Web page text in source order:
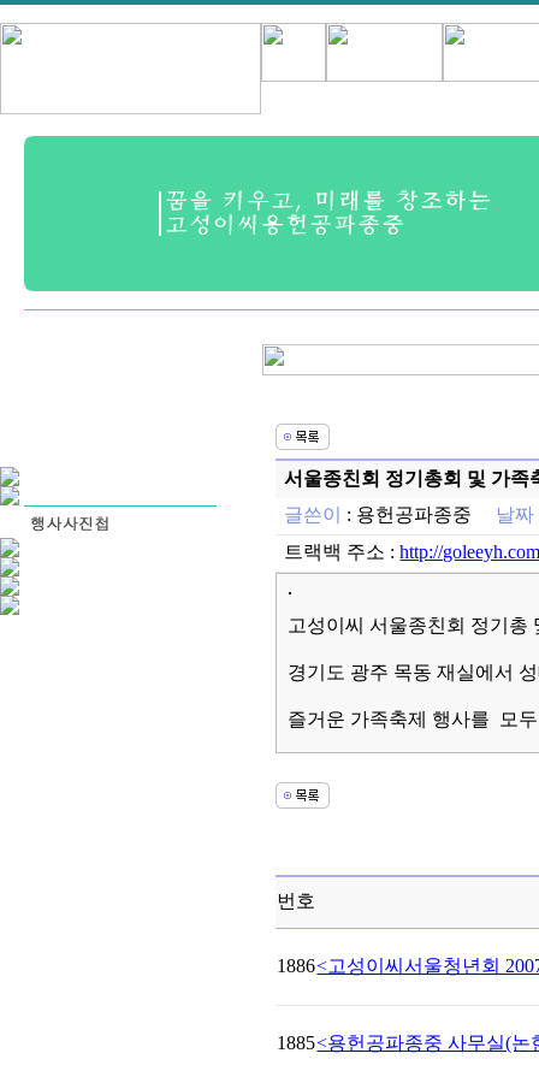
서울종친회 정기총회 및 가족
글쓴이
: 용헌공파종중 날짜
트랙백 주소 :http://
고성이씨 서울종친회 정기총
경기도 광주 목동 재실에서
즐거운 가족축제 행사를 모
번호
1886<고성이씨서울청년회
1885<용헌공파종중 사무실(